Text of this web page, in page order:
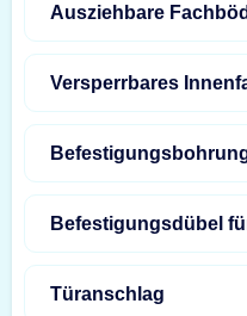
Ausziehbare
Versperrbares
Befestigungsdübel
Türanschlag